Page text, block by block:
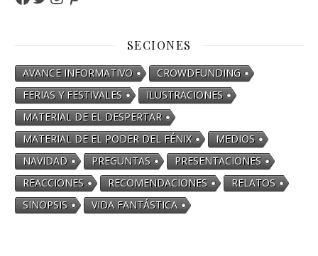
SECIONES
AVANCE INFORMATIVO
CROWDFUNDING
FERIAS Y FESTIVALES
ILUSTRACIONES
MATERIAL DE EL DESPERTAR
MATERIAL DE EL PODER DEL FÉNIX
MEDIOS
NAVIDAD
PREGUNTAS
PRESENTACIONES
REACCIONES
RECOMENDACIONES
RELATOS
SINOPSIS
VIDA FANTÁSTICA